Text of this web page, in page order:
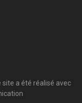
site a été réalisé avec